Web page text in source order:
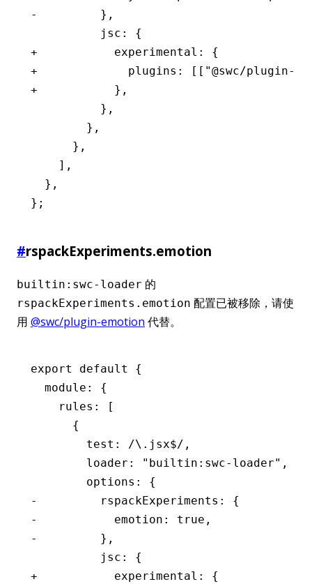
-         },
          jsc: {
+           experimental: {
+             plugins: [["@swc/plugin-
+           },
          },
        },
      },
    ],
  },
};
#rspackExperiments.emotion
builtin:swc-loader 的
rspackExperiments.emotion 配置已被移除，请使
用 @swc/plugin-emotion 代替。
export default {
  module: {
    rules: [
      {
        test: /\.jsx$/,
        loader: "builtin:swc-loader",
        options: {
-         rspackExperiments: {
-           emotion: true,
-         },
          jsc: {
+           experimental: {